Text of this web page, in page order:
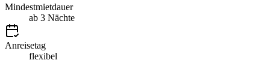
Mindestmietdauer
ab 3 Nächte
Anreisetag
flexibel